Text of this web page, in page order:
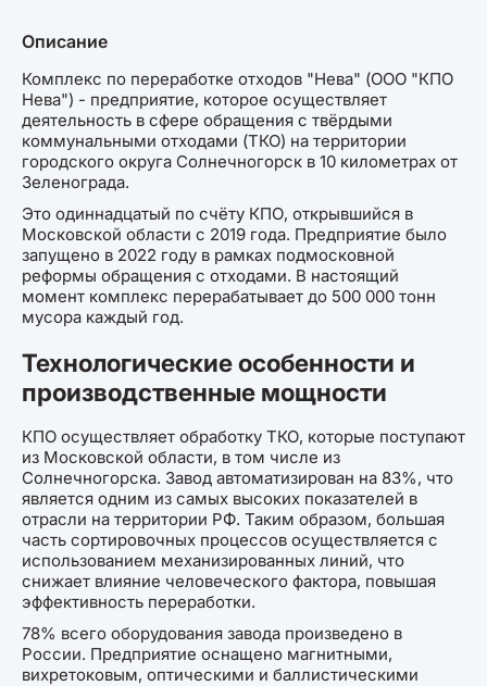
Описание
Комплекс по переработке отходов "Нева" (ООО "КПО
Нева") - предприятие, которое осуществляет
деятельность в сфере обращения с твёрдыми
коммунальными отходами (ТКО) на территории
городского округа Солнечногорск в 10 километрах от
Зеленограда.
Это одиннадцатый по счёту КПО, открывшийся в
Московской области с 2019 года. Предприятие было
запущено в 2022 году в рамках подмосковной
реформы обращения с отходами. В настоящий
момент комплекс перерабатывает до 500 000 тонн
мусора каждый год.
Технологические особенности и
производственные мощности
КПО осуществляет обработку ТКО, которые поступают
из Московской области, в том числе из
Солнечногорска. Завод автоматизирован на 83%, что
является одним из самых высоких показателей в
отрасли на территории РФ. Таким образом, большая
часть сортировочных процессов осуществляется с
использованием механизированных линий, что
снижает влияние человеческого фактора, повышая
эффективность переработки.
78% всего оборудования завода произведено в
России. Предприятие оснащено магнитными,
вихретоковым, оптическими и баллистическими